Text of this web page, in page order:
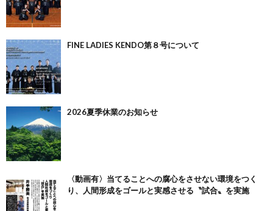
FINE LADIES KENDO第８号について
2026夏季休業のお知らせ
〈動画有〉当てることへの腐心をさせない環境をつく
り、人間形成をゴールと実感させる〝試合〟を実施